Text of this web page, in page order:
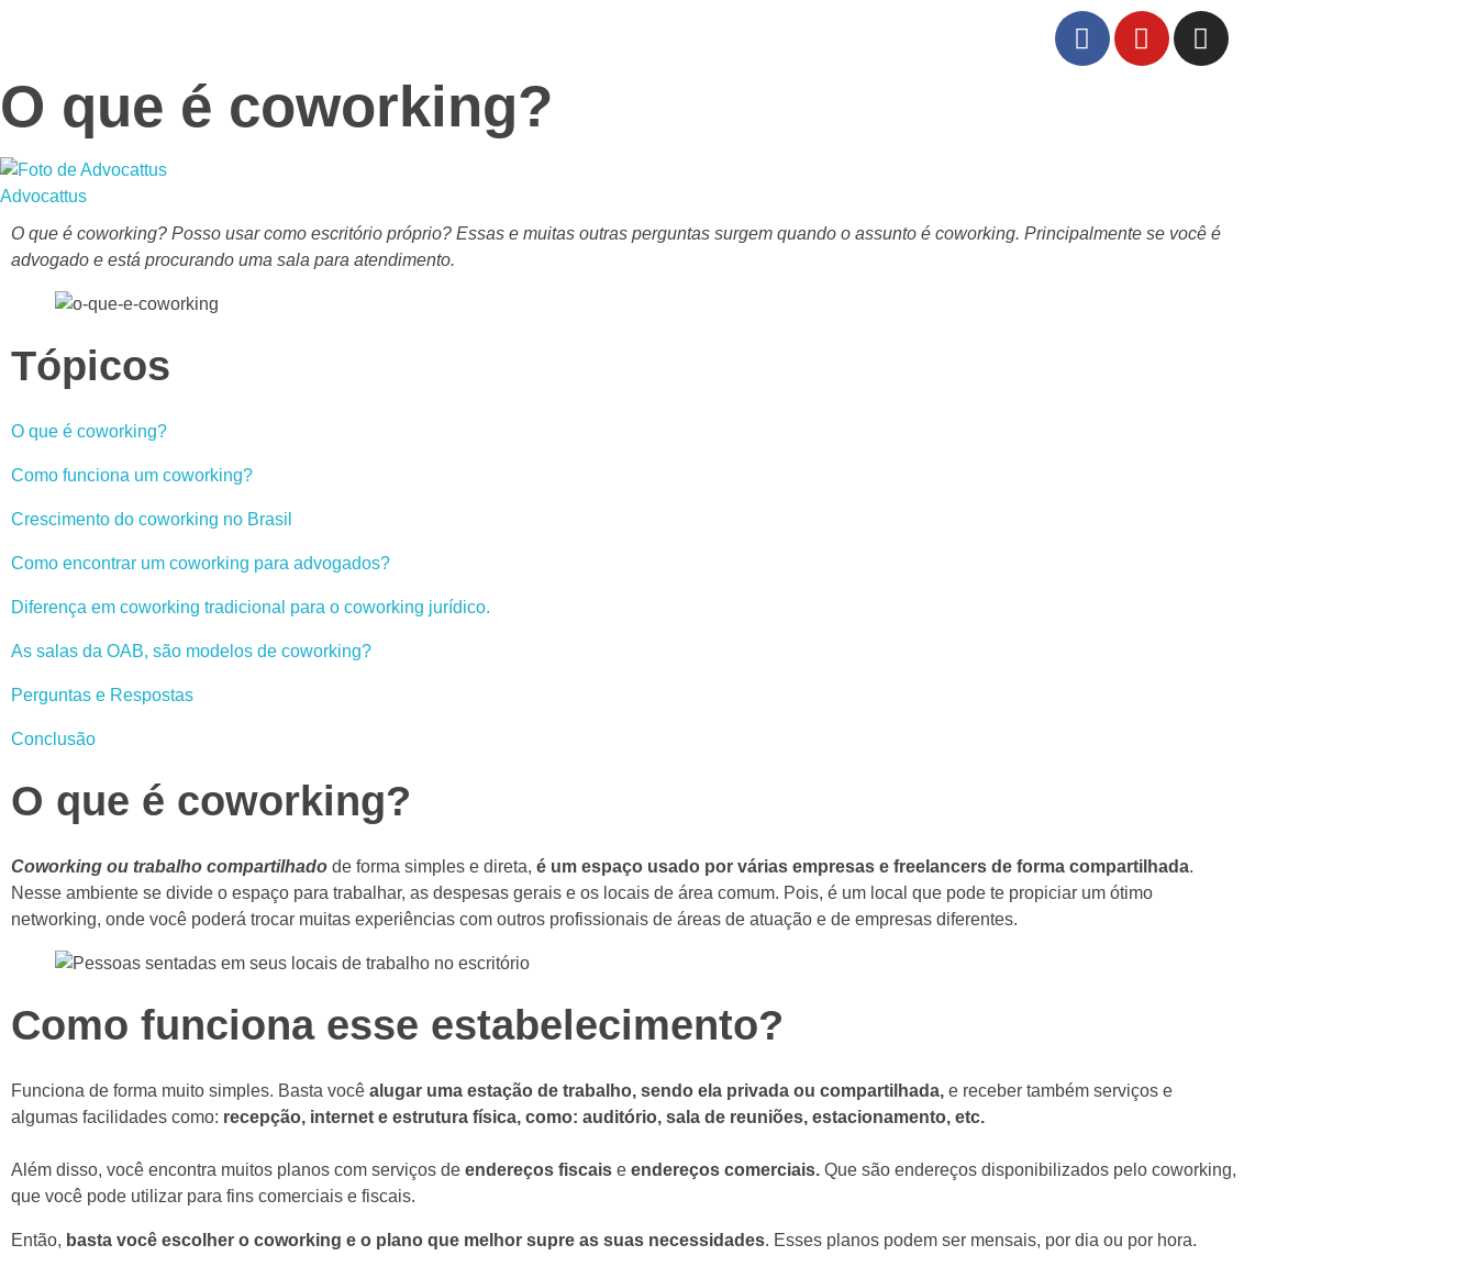
O que é coworking?
Advocattus
O que é coworking? Posso usar como escritório próprio? Essas e muitas outras perguntas surgem quando o assunto é coworking. Principalmente se você é
advogado e está procurando uma sala para atendimento.
Tópicos
O que é coworking?
Como funciona um coworking?
Crescimento do coworking no Brasil
Como encontrar um coworking para advogados?
Diferença em coworking tradicional para o coworking jurídico.
As salas da OAB, são modelos de coworking?
Perguntas e Respostas
Conclusão
O que é coworking?
Coworking ou trabalho compartilhado de forma simples e direta, é um espaço usado por várias empresas e freelancers de forma compartilhada.
Nesse ambiente se divide o espaço para trabalhar, as despesas gerais e os locais de área comum. Pois, é um local que pode te propiciar um ótimo
networking, onde você poderá trocar muitas experiências com outros profissionais de áreas de atuação e de empresas diferentes.
Como funciona esse estabelecimento?
Funciona de forma muito simples. Basta você alugar uma estação de trabalho, sendo ela privada ou compartilhada, e receber também serviços e
algumas facilidades como: recepção, internet e estrutura física, como: auditório, sala de reuniões, estacionamento, etc.
Além disso, você encontra muitos planos com serviços de endereços fiscais e endereços comerciais. Que são endereços disponibilizados pelo coworking,
que você pode utilizar para fins comerciais e fiscais.
Então, basta você escolher o coworking e o plano que melhor supre as suas necessidades. Esses planos podem ser mensais, por dia ou por hora.